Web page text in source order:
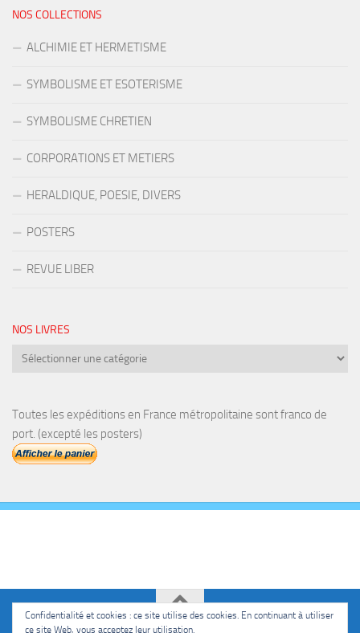
NOS COLLECTIONS
ALCHIMIE ET HERMETISME
SYMBOLISME ET ESOTERISME
SYMBOLISME CHRETIEN
CORPORATIONS ET METIERS
HERALDIQUE, POESIE, DIVERS
POSTERS
REVUE LIBER
NOS LIVRES
Nos
Toutes les expéditions en France métropolitaine sont franco de
port. (excepté les posters)
Confidentialité et cookies : ce site utilise des cookies. En continuant à utiliser
ce site Web, vous acceptez leur utilisation.